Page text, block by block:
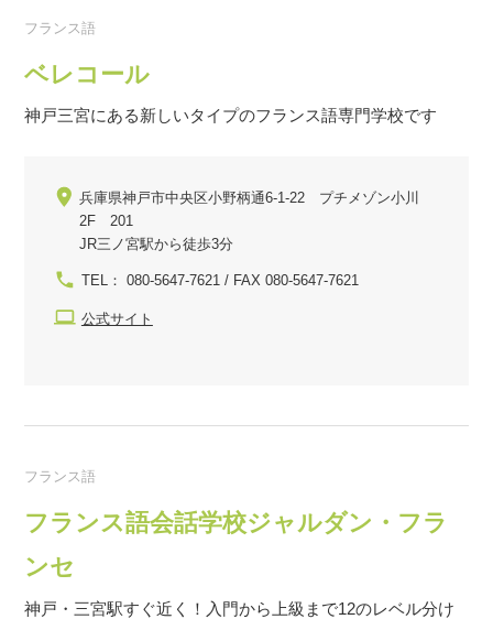
フランス語
ベレコール
神戸三宮にある新しいタイプのフランス語専門学校です
兵庫県神戸市中央区小野柄通6-1-22 プチメゾン小川
2F 201
JR三ノ宮駅から徒歩3分
TEL： 080-5647-7621 / FAX 080-5647-7621
公式サイト
フランス語
フランス語会話学校ジャルダン・フラ
ンセ
神戸・三宮駅すぐ近く！入門から上級まで12のレベル分け